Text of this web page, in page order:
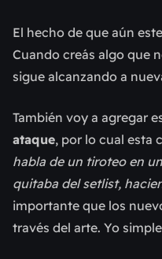
El hecho de que aún
Cuando creás algo que
sigue alcanzando a
También voy a agregar
ataque, por lo cual esta
habla de un tiroteo en
quitaba del setlist,
importante que los
través del arte. Yo